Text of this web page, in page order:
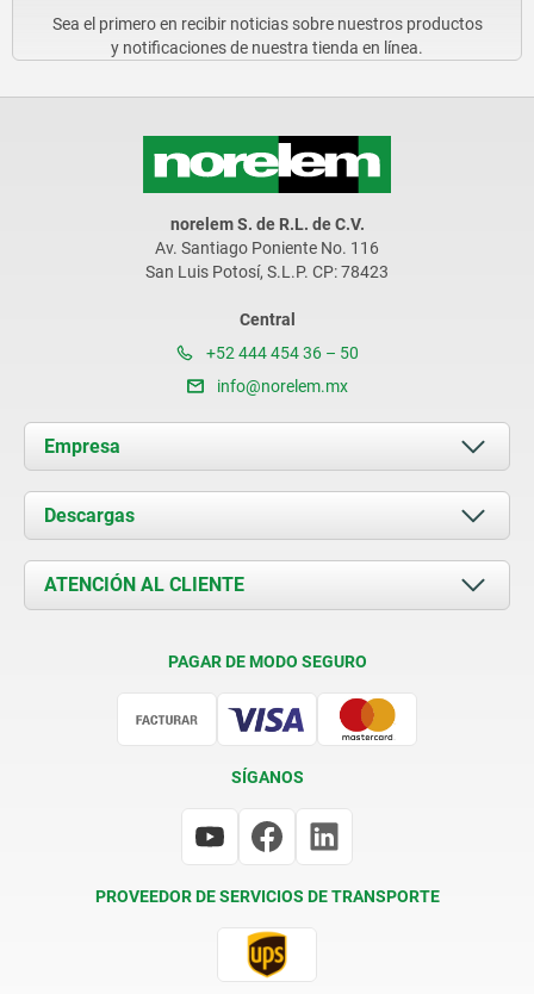
Sea el primero en recibir noticias sobre nuestros productos
y notificaciones de nuestra tienda en línea.
norelem S. de R.L. de C.V.
Av. Santiago Poniente No. 116
San Luis Potosí, S.L.P. CP: 78423
Central
+52 444 454 36 – 50
info@norelem.mx
Empresa
Acerca de nosotros
Novedades
Contacto
Descargas
Documents
ATENCIÓN AL CLIENTE
PAGAR DE MODO SEGURO
SÍGANOS
PROVEEDOR DE SERVICIOS DE TRANSPORTE